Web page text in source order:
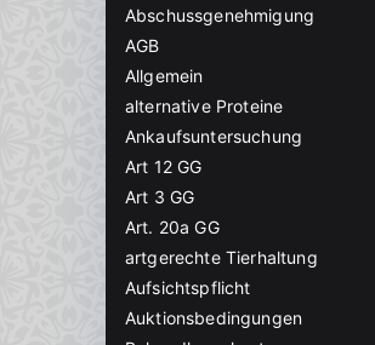
Abschussgenehmigung
AGB
Allgemein
alternative Proteine
Ankaufsuntersuchung
Art 12 GG
Art 3 GG
Art. 20a GG
artgerechte Tierhaltung
Aufsichtspflicht
Auktionsbedingungen